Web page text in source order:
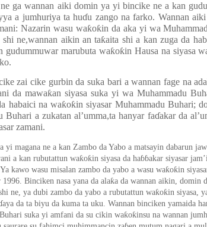
ga wannan aiki domin ya yi bincike ne a kan
a jumhuriya ta huɗu zango na farko. Wannan
Nazarin wasu waƙoƙin da aka yi wa
ne,wannan aikin an taƙaita shi a kan zuga da
gudummuwar marubuta waƙoƙin Hausa na siyasa
zai cike gurbin da suka bari a wannan fage na
da mawaƙan siyasa suka yi wa Muhammadu
habaici na waƙoƙin siyasar Muhammadu Buhari;
Buhari a zukatan al’umma,ta hanyar faɗakar da
zamani.
yi magana ne a kan Zambo da Yabo a matsayin dabarun
a kan rubutattun waƙoƙin siyasa da haɓɓakar siyasar
kawo wasu misalan zambo da yabo a wasu waƙoƙin
1996. Binciken nasa yana da alaƙa da wannan aikin, domin
ne, ya dubi zambo da yabo a rubutattun waƙoƙin siyasa,
aya da ta biyu da kuma ta uku. Wannan binciken yamaida
suka yi amfani da su cikin waƙoƙinsu na wannan ju